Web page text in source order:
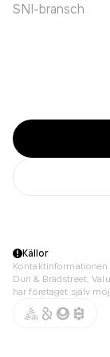
SNI-bransch
Källor
Kontaktinformationen
Dun & Bradstreet,
har företaget själv